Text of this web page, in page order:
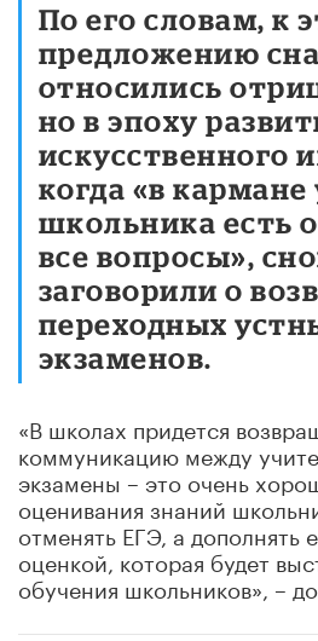
По его словам, к
предложению
относились
но в эпоху
искусственного
когда «в
школьника есть
все вопросы»,
заговорили о
переходных
экзаменов.
«В школах придется
коммуникацию между
экзамены – это очень
оценивания знаний
отменять ЕГЭ, а дополнять
оценкой, которая будет
обучения школьников», –